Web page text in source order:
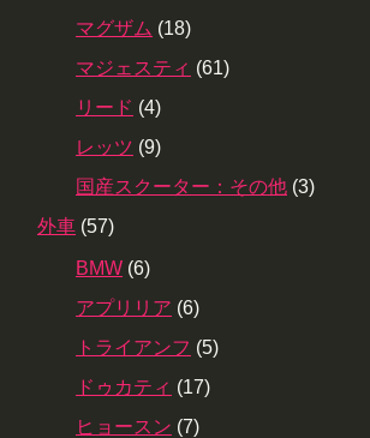
マグザム (18)
マジェスティ (61)
リード (4)
レッツ (9)
国産スクーター：その他 (3)
外車 (57)
BMW (6)
アプリリア (6)
トライアンフ (5)
ドゥカティ (17)
ヒョースン (7)